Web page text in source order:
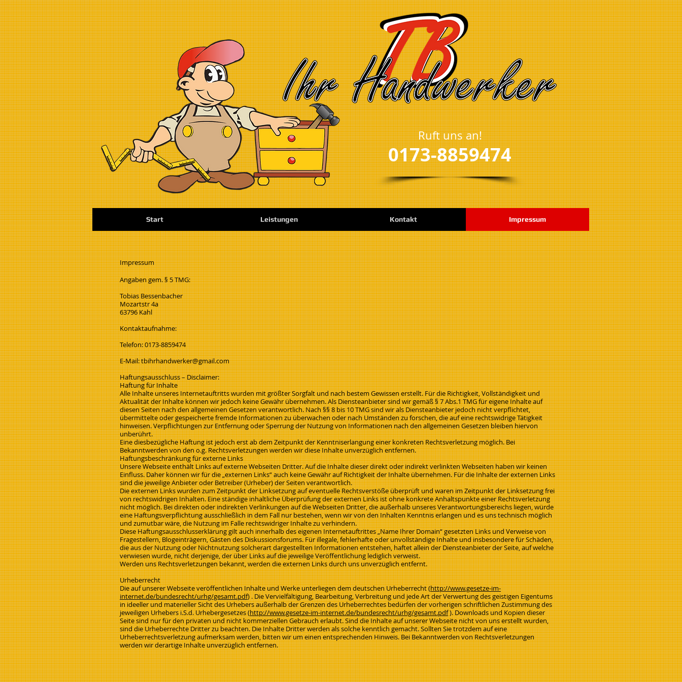
Ruft uns an!
0173-8859474
Impressum
Angaben gem. § 5 TMG:
Tobias Bessenbacher
Mozartstr 4a
63796 Kahl
Kontaktaufnahme:
Telefon: 0173-8859474
E-Mail:tbihrhandwerker@gmail.com
Haftungsausschluss – Disclaimer:
Haftung für Inhalte
Alle Inhalte unseres Internetauftritts wurden mit größter Sorgfalt und nach bestem Gewissen erstellt. Für die Richtigkeit, Vollständigkeit und
Aktualität der Inhalte können wir jedoch keine Gewähr übernehmen. Als Diensteanbieter sind wir gemäß § 7 Abs.1 TMG für eigene Inhalte auf
diesen Seiten nach den allgemeinen Gesetzen verantwortlich. Nach §§ 8 bis 10 TMG sind wir als Diensteanbieter jedoch nicht verpflichtet,
übermittelte oder gespeicherte fremde Informationen zu überwachen oder nach Umständen zu forschen, die auf eine rechtswidrige Tätigkeit
hinweisen. Verpflichtungen zur Entfernung oder Sperrung der Nutzung von Informationen nach den allgemeinen Gesetzen bleiben hiervon
unberührt.
Eine diesbezügliche Haftung ist jedoch erst ab dem Zeitpunkt der Kenntniserlangung einer konkreten Rechtsverletzung möglich. Bei
Bekanntwerden von den o.g. Rechtsverletzungen werden wir diese Inhalte unverzüglich entfernen.
Haftungsbeschränkung für externe Links
Unsere Webseite enthält Links auf externe Webseiten Dritter. Auf die Inhalte dieser direkt oder indirekt verlinkten Webseiten haben wir keinen
Einfluss. Daher können wir für die „externen Links“ auch keine Gewähr auf Richtigkeit der Inhalte übernehmen. Für die Inhalte der externen Links
sind die jeweilige Anbieter oder Betreiber (Urheber) der Seiten verantwortlich.
Die externen Links wurden zum Zeitpunkt der Linksetzung auf eventuelle Rechtsverstöße überprüft und waren im Zeitpunkt der Linksetzung frei
von rechtswidrigen Inhalten. Eine ständige inhaltliche Überprüfung der externen Links ist ohne konkrete Anhaltspunkte einer Rechtsverletzung
nicht möglich. Bei direkten oder indirekten Verlinkungen auf die Webseiten Dritter, die außerhalb unseres Verantwortungsbereichs liegen, würde
eine Haftungsverpflichtung ausschließlich in dem Fall nur bestehen, wenn wir von den Inhalten Kenntnis erlangen und es uns technisch möglich
und zumutbar wäre, die Nutzung im Falle rechtswidriger Inhalte zu verhindern.
Diese Haftungsausschlusserklärung gilt auch innerhalb des eigenen Internetauftrittes „Name Ihrer Domain“ gesetzten Links und Verweise von
Fragestellern, Blogeinträgern, Gästen des Diskussionsforums. Für illegale, fehlerhafte oder unvollständige Inhalte und insbesondere für Schäden,
die aus der Nutzung oder Nichtnutzung solcherart dargestellten Informationen entstehen, haftet allein der Diensteanbieter der Seite, auf welche
verwiesen wurde, nicht derjenige, der über Links auf die jeweilige Veröffentlichung lediglich verweist.
Werden uns Rechtsverletzungen bekannt, werden die externen Links durch uns unverzüglich entfernt.
Urheberrecht
Die auf unserer Webseite veröffentlichen Inhalte und Werke unterliegen dem deutschen Urheberrecht (http://www.gesetze-im-
internet.de/bundesrecht/urhg/gesamt.pdf) . Die Vervielfältigung, Bearbeitung, Verbreitung und jede Art der Verwertung des geistigen Eigentums
in ideeller und materieller Sicht des Urhebers außerhalb der Grenzen des Urheberrechtes bedürfen der vorherigen schriftlichen Zustimmung des
jeweiligen Urhebers i.S.d. Urhebergesetzes (http://www.gesetze-im-internet.de/bundesrecht/urhg/gesamt.pdf). Downloads und Kopien dieser
Seite sind nur für den privaten und nicht kommerziellen Gebrauch erlaubt. Sind die Inhalte auf unserer Webseite nicht von uns erstellt wurden,
sind die Urheberrechte Dritter zu beachten. Die Inhalte Dritter werden als solche kenntlich gemacht. Sollten Sie trotzdem auf eine
Urheberrechtsverletzung aufmerksam werden, bitten wir um einen entsprechenden Hinweis. Bei Bekanntwerden von Rechtsverletzungen
werden wir derartige Inhalte unverzüglich entfernen.
Start Leistungen Kontakt Impressum